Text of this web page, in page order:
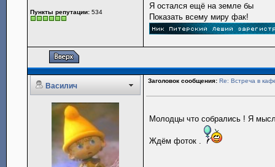
Пункты репутации: 534
Я остался ещё на земле бы
Показать всему миру фак!
Василич
Заголовок сообщения: Re: Встреча в
Молодцы что собрались ! Я
Ждём фоток .